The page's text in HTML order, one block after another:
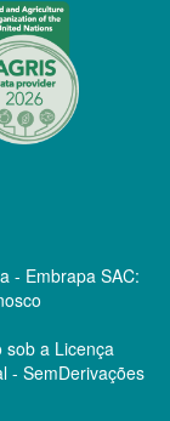
- Embrapa SAC:
a Licença
- SemDerivações